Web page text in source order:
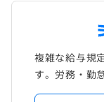
複雑な給与規
す。労務・勤